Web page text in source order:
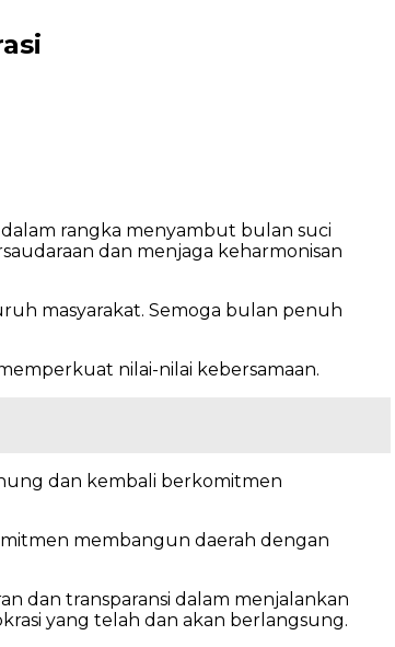
rangka menyambut bulan suci
dan menjaga keharmonisan
masyarakat. Semoga bulan penuh
nilai-nilai kebersamaan.
dan kembali berkomitmen
membangun daerah dengan
dan transparansi dalam menjalankan
yang telah dan akan berlangsung.